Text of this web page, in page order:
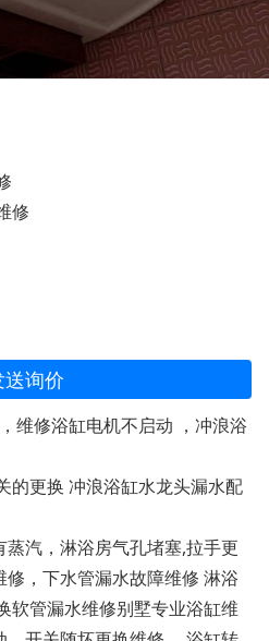
修
送询价
维修浴缸电机不启动 ，冲浪浴
的更换 冲浪浴缸水龙头漏水配
汽，淋浴房气孔堵塞,拉手更
，下水管漏水故障维修 淋浴
软管漏水维修别墅专业浴缸维